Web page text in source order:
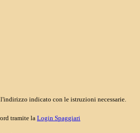
indicato con le istruzioni necessarie.
tramite la Login Spaggiari